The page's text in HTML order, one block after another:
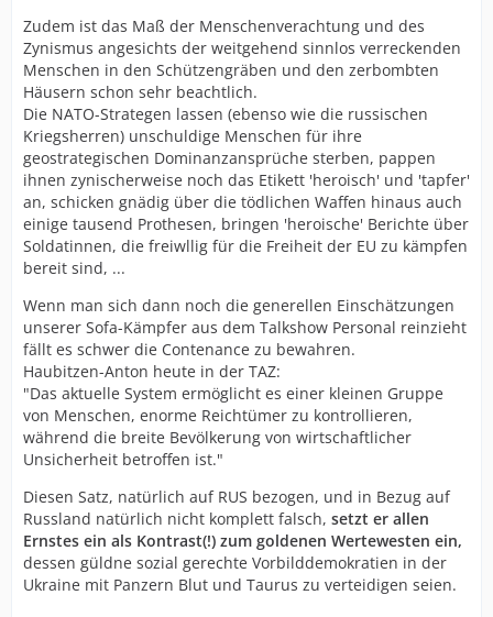
Zudem ist das Maß der Menschenverachtung und des
Zynismus angesichts der weitgehend sinnlos verreckenden
Menschen in den Schützengräben und den zerbombten
Häusern schon sehr beachtlich.
Die NATO-Strategen lassen (ebenso wie die russischen
Kriegsherren) unschuldige Menschen für ihre
geostrategischen Dominanzansprüche sterben, pappen
ihnen zynischerweise noch das Etikett 'heroisch' und 'tapfer'
an, schicken gnädig über die tödlichen Waffen hinaus auch
einige tausend Prothesen, bringen 'heroische' Berichte über
Soldatinnen, die freiwllig für die Freiheit der EU zu kämpfen
bereit sind, ...
Wenn man sich dann noch die generellen Einschätzungen
unserer Sofa-Kämpfer aus dem Talkshow Personal reinzieht
fällt es schwer die Contenance zu bewahren.
Haubitzen-Anton heute in der TAZ:
"Das aktuelle System ermöglicht es einer kleinen Gruppe
von Menschen, enorme Reichtümer zu kontrollieren,
während die breite Bevölkerung von wirtschaftlicher
Unsicherheit betroffen ist."
Diesen Satz, natürlich auf RUS bezogen, und in Bezug auf
Russland natürlich nicht komplett falsch, setzt er allen
Ernstes ein als Kontrast(!) zum goldenen Wertewesten ein,
dessen güldne sozial gerechte Vorbilddemokratien in der
Ukraine mit Panzern Blut und Taurus zu verteidigen seien.